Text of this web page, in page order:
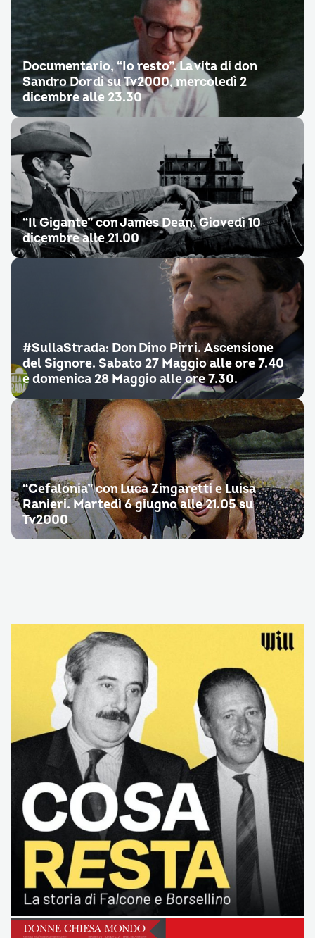
Documentario, “Io resto”. La vita di don
Sandro Dordi su Tv2000, mercoledì 2
dicembre alle 23.30
“Il Gigante” con James Dean. Giovedì 10
dicembre alle 21.00
#SullaStrada: Don Dino Pirri. Ascensione
del Signore. Sabato 27 Maggio alle ore 7.40
e domenica 28 Maggio alle ore 7.30.
“Cefalonia” con Luca Zingaretti e Luisa
Ranieri. Martedì 6 giugno alle 21.05 su
Tv2000